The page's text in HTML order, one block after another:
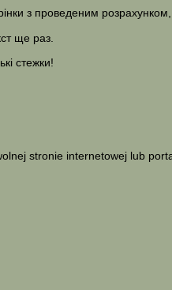
з проведеним
ще раз.
стежки!
stronie internetowej lub